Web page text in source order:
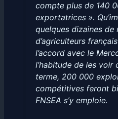
compte plus de 140
exportatrices ».
quelques dizaines de
d’agriculteurs
l’accord avec le
l’habitude de les voir
terme, 200 000
compétitives feront
FNSEA s’y emploie.